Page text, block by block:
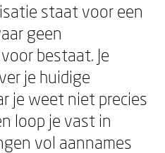
staat voor een
geen
bestaat. Je
je huidige
je weet niet precies
loop je vast in
vol aannames